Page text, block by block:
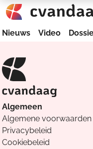
Nieuws Video
Algemeen
Algemene voorwaarden
Privacybeleid
Cookiebeleid